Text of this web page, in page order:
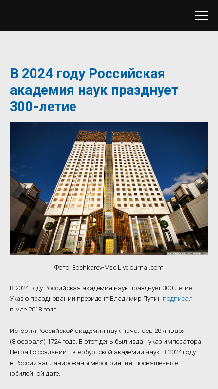
В 2024 году Российская
академия наук празднует
300-летие
Фото: Bochkarev-Msc.Livejournal.com
В 2024 году Российская академия наук празднует 300-летие.
Указ о праздновании президент Владимир Путин подписал
в мае 2018 года.
История Российской академии наук началась 28 января
(8 февраля) 1724 года. В этот день был издан указ императора
Петра I о создании Петербургской академии наук. В 2024 году
в России запланированы мероприятия, посвященные
юбилейной дате.